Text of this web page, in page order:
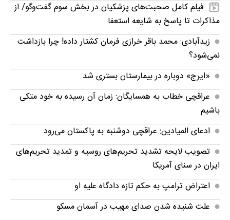
فیلم کامل صحبت‌های پزشکیان در بخش سوم گفت‌وگو/ از
مذاکرات تا پاسخ به شایعه استعفا
زیدآبادی: محمد باقر خرازی فرمان کشتار داده! چرا بازداشت
نمی‌شود؟
«ایرج» دوباره در بیمارستان بستری شد
عراقچی خطاب به همسایگان: زمان آن رسیده به خود متکی
باشیم
ادعای المیادین: عراقچی دوشنبه به پاکستان می‌رود
تصویب لایحه تشدید تحریم‌های روسیه و تمدید تحریم‌های
ایران در سنای آمریکا
اعتراض ترامپ به حکم تازه دادگاه علیه او
علت شنیده شدن صدای مهیب در آسمان مسکو